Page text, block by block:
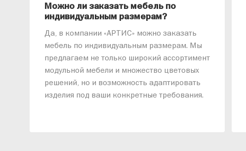
Можно ли заказать мебель по
индивидуальным размерам?
Да, в компании «АРТИС» можно заказать
мебель по индивидуальным размерам. Мы
предлагаем не только широкий ассортимент
модульной мебели и множество цветовых
решений, но и возможность адаптировать
изделия под ваши конкретные требования.